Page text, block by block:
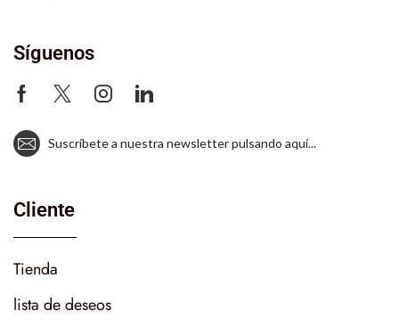
Síguenos
Suscríbete a nuestra newsletter pulsando aquí...
Cliente
Tienda
lista de deseos